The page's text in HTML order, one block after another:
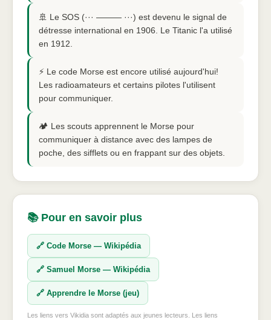
🚢 Le SOS (··· ——— ···) est devenu le signal de
détresse international en 1906. Le Titanic l'a utilisé
en 1912.
⚡ Le code Morse est encore utilisé aujourd'hui!
Les radioamateurs et certains pilotes l'utilisent
pour communiquer.
🏕️ Les scouts apprennent le Morse pour
communiquer à distance avec des lampes de
poche, des sifflets ou en frappant sur des objets.
📚 Pour en savoir plus
🔗 Code Morse — Wikipédia
🔗 Samuel Morse — Wikipédia
🔗 Apprendre le Morse (jeu)
Les liens vers Vikidia sont adaptés aux jeunes lecteurs. Les liens